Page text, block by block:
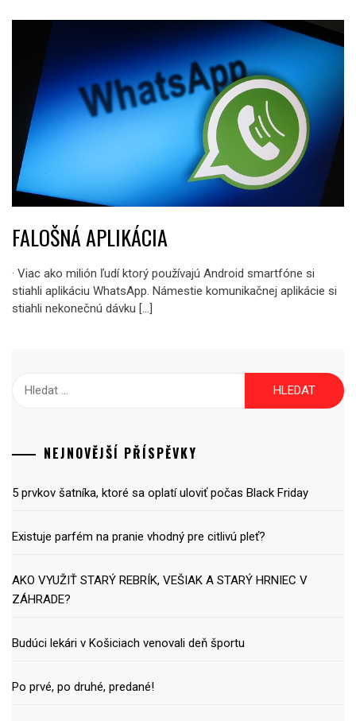
FALOŠNÁ APLIKÁCIA
· Viac ako milión ľudí ktorý používajú Android smartfóne si
stiahli aplikáciu WhatsApp. Námestie komunikačnej aplikácie si
stiahli nekonečnú dávku […]
NEJNOVĚJŠÍ PŘÍSPĚVKY
5 prvkov šatníka, ktoré sa oplatí uloviť počas Black Friday
Existuje parfém na pranie vhodný pre citlivú pleť?
AKO VYUŽIŤ STARÝ REBRÍK, VEŠIAK A STARÝ HRNIEC V
ZÁHRADE?
Budúci lekári v Košiciach venovali deň športu
Po prvé, po druhé, predané!